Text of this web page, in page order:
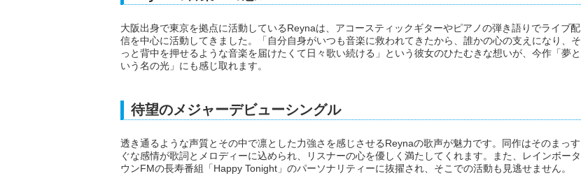
大阪出身で東京を拠点に活動しているReynaは、アコースティックギターやピアノの弾き語りでライブ配
信を中心に活動してきました。「自分自身がいつも音楽に救われてきたから、誰かの心の支えになり、そ
っと背中を押せるような音楽を届けたくて日々歌い続ける」という彼女のひたむきな想いが、今作「夢と
いう名の光」にも感じ取れます。
待望のメジャーデビューシングル
透き通るような声質とその中で凛とした力強さを感じさせるReynaの歌声が魅力です。同作はそのまっす
ぐな感情が歌詞とメロディーに込められ、リスナーの心を優しく満たしてくれます。また、レインボータ
ウンFMの長寿番組「Happy Tonight」のパーソナリティーに抜擢され、そこでの活動も見逃せません。